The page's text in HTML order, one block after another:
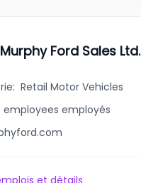
Murphy Ford Sales Ltd.
: Retail Motor Vehicles
employees employés
et détails